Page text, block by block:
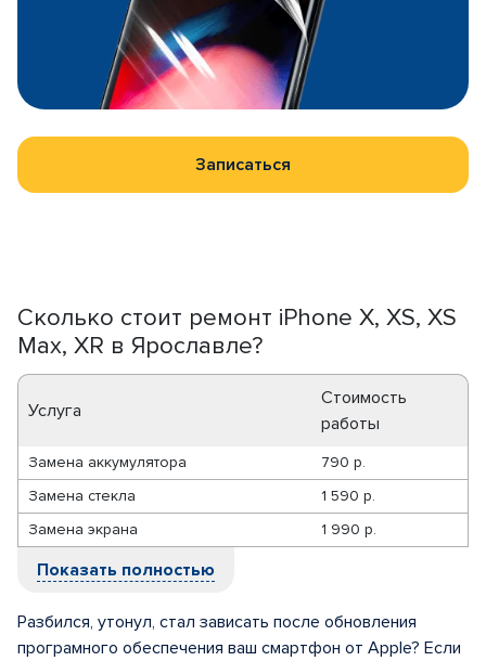
Записаться
Сколько стоит ремонт iPhone X, XS, XS
Max, XR в Ярославле?
Услуга
Стоимость
работы
Замена аккумулятора
790 р.
Замена стекла
1 590 р.
Замена экрана
1 990 р.
Показать полностью
Разбился, утонул, стал зависать после обновления
програмного обеспечения ваш смартфон от Apple? Если